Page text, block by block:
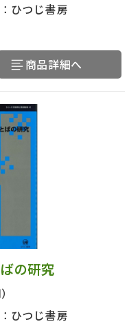
ひつじ書房
商品詳細へ
の研究
ひつじ書房